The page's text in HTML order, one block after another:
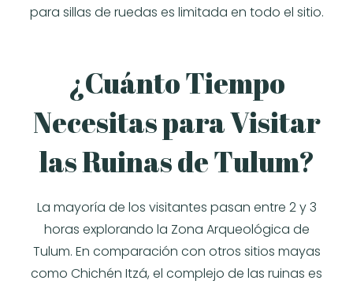
para sillas de ruedas es limitada en todo el sitio.
¿Cuánto Tiempo
Necesitas para Visitar
las Ruinas de Tulum?
La mayoría de los visitantes pasan entre 2 y 3
horas explorando la Zona Arqueológica de
Tulum. En comparación con otros sitios mayas
como Chichén Itzá, el complejo de las ruinas es